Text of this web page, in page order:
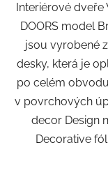
Interiérové dveře
DOORS model
jsou vyrobené
desky, která je
po celém
v povrchových
decor Design
Decorative